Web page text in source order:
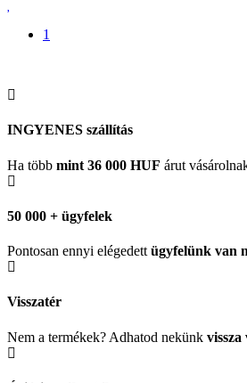
1
INGYENES szállítás
Ha több mint 36 000 HUF árut
50 000 + ügyfelek
Pontosan ennyi elégedett ügyfelünk van
Visszatér
Nem a termékek? Adhatod nekünk vissza